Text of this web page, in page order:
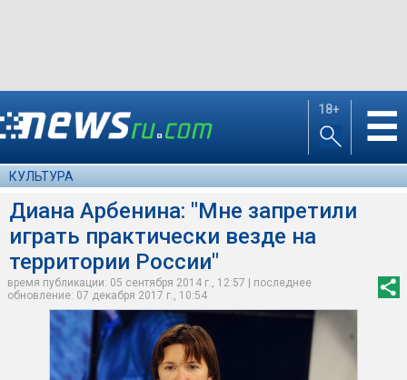
18+ ☰
КУЛЬТУРА
Диана Арбенина: "Мне запретили
играть практически везде на
территории России"
время публикации: 05 сентября 2014 г., 12:57 | последнее
обновление: 07 декабря 2017 г., 10:54